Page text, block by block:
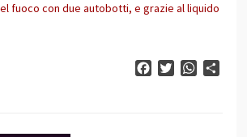
fuoco con due autobotti, e grazie al liquido
FacebookTwitter